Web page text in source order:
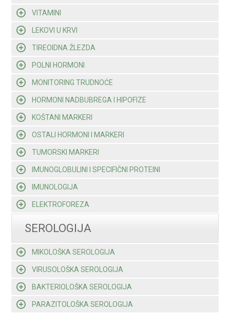
VITAMINI
LEKOVI U KRVI
TIREOIDNA ŽLEZDA
POLNI HORMONI
MONITORING TRUDNOĆE
HORMONI NADBUBREGA I HIPOFIZE
KOŠTANI MARKERI
OSTALI HORMONI I MARKERI
TUMORSKI MARKERI
IMUNOGLOBULINI I SPECIFIČNI PROTEINI
IMUNOLOGIJA
ELEKTROFOREZA
SEROLOGIJA
MIKOLOŠKA SEROLOGIJA
VIRUSOLOŠKA SEROLOGIJA
BAKTERIOLOŠKA SEROLOGIJA
PARAZITOLOŠKA SEROLOGIJA